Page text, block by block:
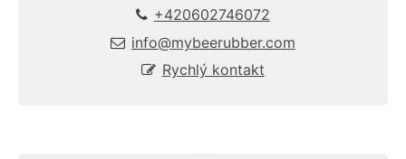
+420602746072
info@mybeerubber.com
Rychlý kontakt